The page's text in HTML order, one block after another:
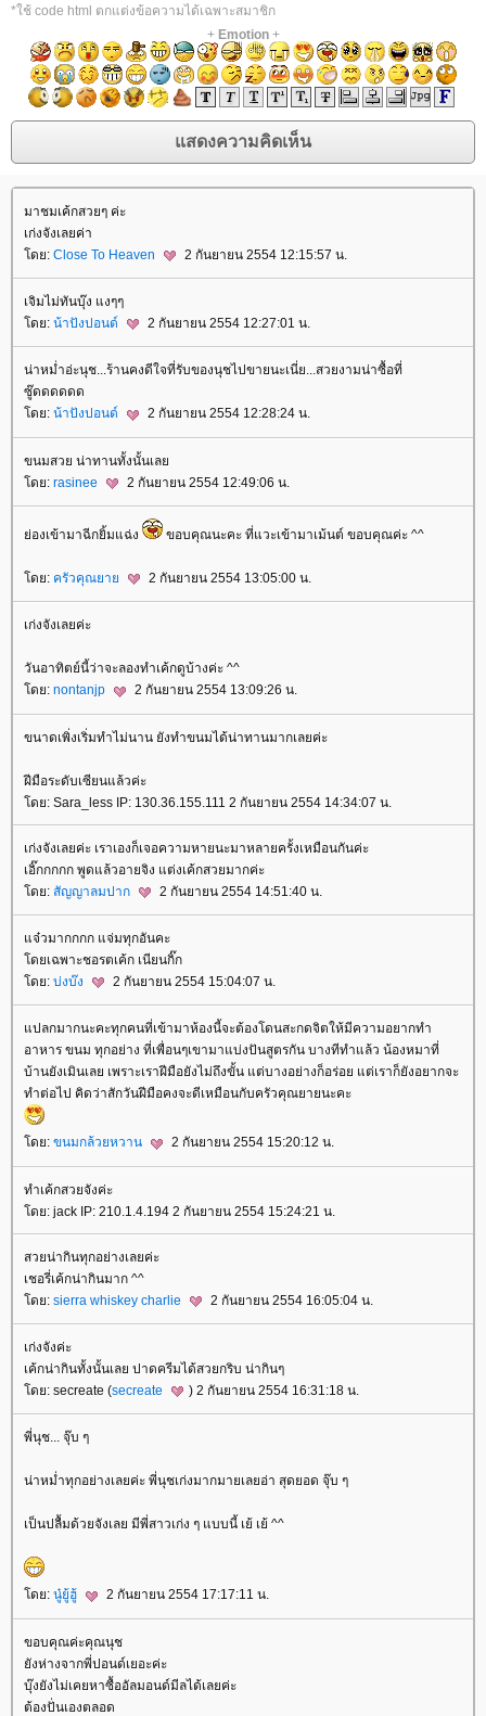
*ใช้ code html ตกแต่งข้อความได้เฉพาะสมาชิก
+ Emotion+
มาชมเค้กสวยๆ ค่ะ
เก่งจังเลยค่า
ดย: Close To Heaven 2 กันยายน 2554 12:15:57 น.
เจิมไม่ทันบุ๊ง แงๆๆ
ดย: น้าปังปอนด์ 2 กันยายน 2554 12:27:01 น.
น่าหม่ำอ่ะนุช...ร้านคงดีใจที่รับของนุชไปขายนะเนี่ย...สวยงามน่าซื้อที่
ซู๊ดดดดดด
ดย: น้าปังปอนด์ 2 กันยายน 2554 12:28:24 น.
ขนมสวย น่าทานทั้งนั้นเล
ดย: rasinee 2 กันยายน 2554 12:49:06 น.
่องเข้ามาฉีกยิ้มแฉ่ง ขอบคุณนะคะ ที่แวะเข้ามาเม้นต์ ขอบคุณค่ะ ^^
ดย: ครัวคุณยา 2 กันยายน 2554 13:05:00 น.
เก่งจังเลยค่ะ
วันอาทิตย์นี้ว่าจะลองทำเค้กดูบ้างค่ะ ^^
ดย: nontanjp 2 กันยายน 2554 13:09:26 น.
ขนาดเพิ่งเริ่มทำไม่นาน ยังทำขนมได้น่าทานมากเลยค่ะ
ฝีมือระดับเซียนแล้วค่ะ
ดย: Sara_less IP: 130.36.155.111 2 กันยายน 2554 14:34:07 น.
เก่งจังเลยค่ะ เราเองก็เจอความหายนะมาหลายครั้งเหมือนกันค่ะ
เอิ๊กกกกก พูดแล้วอายจิง แต่งเค้กสวยมากค่ะ
ดย: สัญญาลมปาก 2 กันยายน 2554 14:51:40 น.
จ๋วมากกกก แจ่มทุกอันคะ
ดยเฉพาะชอรตเค้ก เนียนกิ๊ก
ดย: บ่งบ๊ง 2 กันยายน 2554 15:04:07 น.
ปลกมากนะคะทุกคนที่เข้ามาห้องนี้จะต้องโดนสะกดจิตให้มีความอยากทำ
อาหาร ขนม ทุกอย่าง ที่เพื่อนๆเขามาแบ่งปันสูตรกัน บางทีทำแล้ว น้องหมาที่
บ้านยังเมินเลย เพราะเราฝีมือยังไม่ถึงขั้น แต่บางอย่างก็อร่อย แต่เราก็ยังอยากจะ
ทำต่อไป คิดว่าสักวันฝีมือคงจะดีเหมือนกับครัวคุณยายนะคะ
ดย: ขนมกล้วยหวาน 2 กันยายน 2554 15:20:12 น.
ทำเค้กสวยจังค่ะ
ดย: jack IP: 210.1.4.194 2 กันยายน 2554 15:24:21 น.
สวยน่ากินทุกอย่างเลยค่ะ
เชอรี่เค้กน่ากินมาก ^^
ดย: sierra whiskey charlie 2 กันยายน 2554 16:05:04 น.
เก่งจังค่ะ
เค้กน่ากินทั้งนั้นเลย ปาดครีมได้สวยกริบ น่ากินๆ
ดย: secreate (secreate ) 2 กันยายน 2554 16:31:18 น.
พี่นุช... จุ๊บ ๆ
น่าหม่ำทุกอย่างเลยค่ะ พี่นุชเก่งมากมายเลยอ่า สุดยอด จุ๊บ ๆ
เป็นปลื้มด้วยจังเลย มีพี่สาวเก่ง ๆ แบบนี้ เย้ เย้ ^^
ดย: นู๋ยู้ฮู้ 2 กันยายน 2554 17:17:11 น.
ขอบคุณค่ะคุณนุช
ังห่างจากพี่ปอนด์เยอะค่ะ
บุ๊งยังไม่เคยหาซื้ออัลมอนด์มีลได้เลยค่ะ
ต้องปั่นเองตลอด